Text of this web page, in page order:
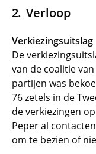
Verloop
Verkiezingsuitslag
De
van de coalitie
partijen was
76 zetels in de
de verkiezingen
Peper al
om te bezien of